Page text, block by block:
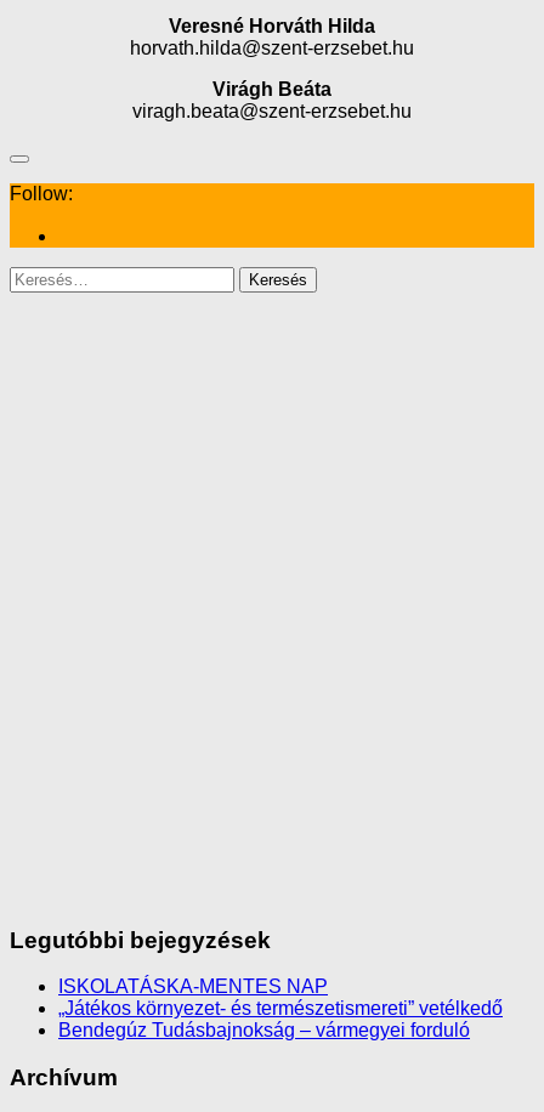
Veresné Horváth Hilda
horvath.hilda@szent-erzsebet.hu
Virágh Beáta
viragh.beata@szent-erzsebet.hu
Follow:
Keresés:
Legutóbbi bejegyzések
ISKOLATÁSKA-MENTES NAP
„Játékos környezet- és természetismereti” vetélkedő
Bendegúz Tudásbajnokság – vármegyei forduló
Archívum